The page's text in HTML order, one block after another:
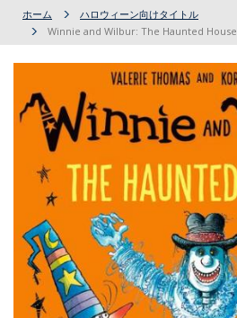
ホーム
ハロウィーン向けタイトル
Winnie and Wilbur: The Haunted House